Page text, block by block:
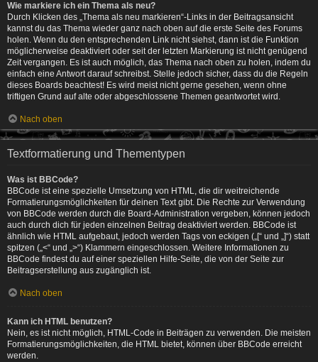
Wie markiere ich ein Thema als neu?
Durch Klicken des „Thema als neu markieren“-Links in der Beitragsansicht
kannst du das Thema wieder ganz nach oben auf die erste Seite des Forums
holen. Wenn du den entsprechenden Link nicht siehst, dann ist die Funktion
möglicherweise deaktiviert oder seit der letzten Markierung ist nicht genügend
Zeit vergangen. Es ist auch möglich, das Thema nach oben zu holen, indem du
einfach eine Antwort darauf schreibst. Stelle jedoch sicher, dass du die Regeln
dieses Boards beachtest! Es wird meist nicht gerne gesehen, wenn ohne
triftigen Grund auf alte oder abgeschlossene Themen geantwortet wird.
Nach oben
Textformatierung und Thementypen
Was ist BBCode?
BBCode ist eine spezielle Umsetzung von HTML, die dir weitreichende
Formatierungsmöglichkeiten für deinen Text gibt. Die Rechte zur Verwendung
von BBCode werden durch die Board-Administration vergeben, können jedoch
auch durch dich für jeden einzelnen Beitrag deaktiviert werden. BBCode ist
ähnlich wie HTML aufgebaut, jedoch werden Tags von eckigen („[“ und „]“) statt
spitzen („<“ und „>“) Klammern eingeschlossen. Weitere Informationen zu
BBCode findest du auf einer speziellen Hilfe-Seite, die von der Seite zur
Beitragserstellung aus zugänglich ist.
Nach oben
Kann ich HTML benutzen?
Nein, es ist nicht möglich, HTML-Code in Beiträgen zu verwenden. Die meisten
Formatierungsmöglichkeiten, die HTML bietet, können über BBCode erreicht
werden.